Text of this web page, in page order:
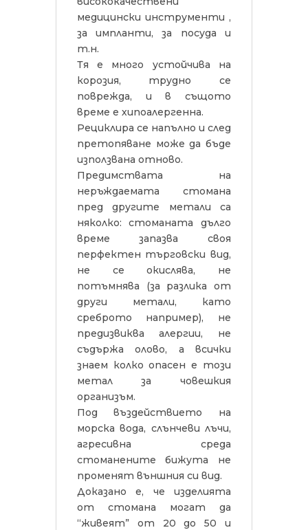
медицински инструменти ,
за импланти, за посуда и
т.н.
Тя е много устойчива на
корозия, трудно се
поврежда, и в същото
време е хипоалергенна.
Рециклира се напълно и след
претопяване може да бъде
използвана отново.
Предимствата на
неръждаемата стомана
пред другите метали са
няколко: стоманата дълго
време запазва своя
перфектен търговски вид,
не се окислява, не
потъмнява (за разлика от
други метали, като
среброто например), не
предизвиква алергии, не
съдържа олово, а всички
знаем колко опасен е този
метал за човешкия
организъм.
Под въздействието на
морска вода, слънчеви лъчи,
агресивна среда
стоманените бижута не
променят външния си вид.
Доказано е, че изделията
от стомана могат да
“живеят” от 20 до 50 и